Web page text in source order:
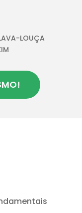
LOUÇA